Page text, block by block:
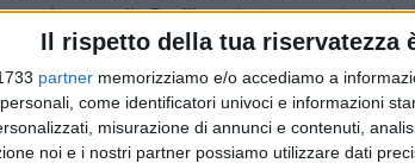
Il rispetto della tua riservatezza
partner memorizziamo e/o accediamo a
come identificatori univoci e informazioni
misurazione di annunci e contenuti,
noi e i nostri partner possiamo utilizzare dati
rientronellaBasilicae la giornata si
da mons.Giuseppe Satriano, arcivescovo di